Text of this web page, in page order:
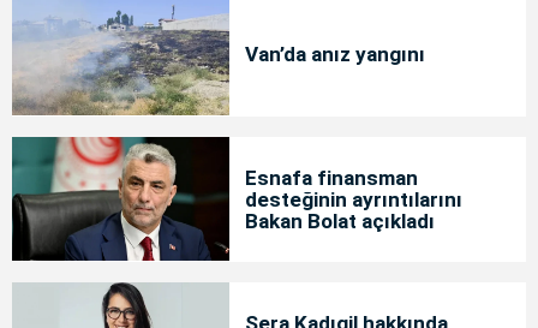
Van’da anız yangını
Esnafa finansman
desteğinin ayrıntılarını
Bakan Bolat açıkladı